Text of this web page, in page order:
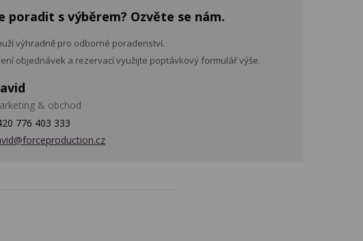
poradit s výběrem? Ozvěte se nám.
výhradně pro odborné poradenství.
objednávek a rezervací využijte poptávkový formulář výše.
& obchod
776 403 333